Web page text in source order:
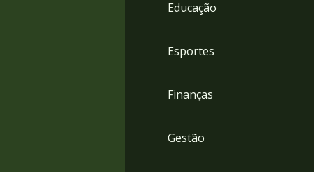
Educação
Esportes
Finanças
Gestão